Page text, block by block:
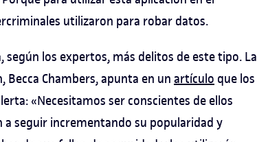
utilizaron para robar datos.
los expertos, más delitos de este tipo. La
Chambers, apunta en un artículo que los
«Necesitamos ser conscientes de ellos
a seguir incrementando su popularidad y